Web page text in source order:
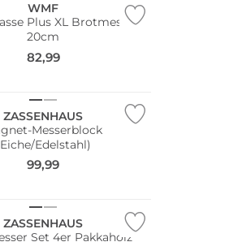
WMF
Plus XL Brotmesser
20cm
82,99
ZASSENHAUS
Messerblock
Edelstahl)
99,99
ZASSENHAUS
Set 4er Pakkaholz